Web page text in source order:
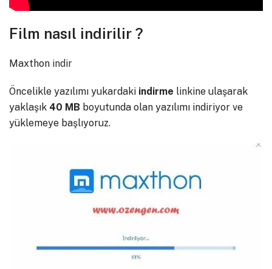
Film nasıl indirilir ?
Maxthon indir
Öncelikle yazılımı yukardaki indirme linkine ulaşarak
yaklaşık 40 MB boyutunda olan yazılımı indiriyor ve
yüklemeye başlıyoruz.